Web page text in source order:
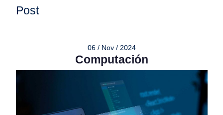
Post
06 / Nov / 2024
Computación